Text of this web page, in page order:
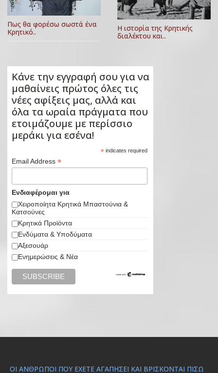
Πως θα φορέσω σωστά ένα
Κρητικό..
Η ιστορία της Κρητικής
διαλέκτου και..
Κάνε την εγγραφή σου για να
μαθαίνεις πρώτος όλες τις
νέες αφίξεις μας, αλλά και
όλα τα ωραία πράγματα που
ετοιμάζουμε με περίσσιο
μεράκι για εσένα!
* indicates required
Email Address *
Ενδιαφέρομαι για
Χειροποίητα Κρητικά Μπαστούνια &
Κατσούνες
Κρητικά Προϊόντα
Ενδύματα & Υποδύματα
Αξεσουάρ
Ενημερώσεις & Νέα
ΟΙ ΆΝΘΡΩΠΟΙ ΠΟΥ ΈΧΕΤΕ ΑΓΑΠΉΣΕΙ ΚΑΙ ΒΡΊΣΚΟΝΤΑΙ ΠΊΣΩ